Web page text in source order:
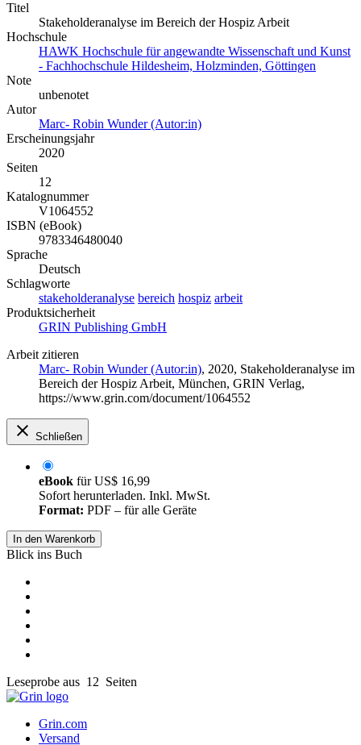
Titel
Stakeholderanalyse im Bereich der Hospiz Arbeit
Hochschule
HAWK Hochschule für angewandte Wissenschaft und Kunst
- Fachhochschule Hildesheim, Holzminden, Göttingen
Note
unbenotet
Autor
Marc- Robin Wunder (Autor:in)
Erscheinungsjahr
2020
Seiten
12
Katalognummer
V1064552
ISBN (eBook)
9783346480040
Sprache
Deutsch
Schlagworte
stakeholderanalyse bereich hospiz arbeit
Produktsicherheit
GRIN Publishing GmbH
Arbeit zitieren
Marc- Robin Wunder (Autor:in), 2020, Stakeholderanalyse im
Bereich der Hospiz Arbeit, München, GRIN Verlag,
https://www.grin.com/document/1064552
Schließen
eBook fürUS$ 16,99
Sofort herunterladen. Inkl. MwSt.
Format: PDF – für alle Geräte
In den Warenkorb
Blick ins Buch
Leseprobe aus 12 Seiten
Grin.com
Versand